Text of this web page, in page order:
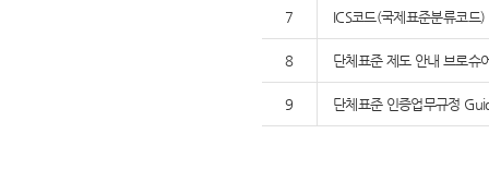
7 ICS코드(국제표준분류코드
8 단체표준 제도 안내 브로슈
9 단체표준 인증업무규정